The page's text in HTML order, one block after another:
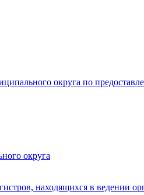
округа по
округа
находящихся в ведении